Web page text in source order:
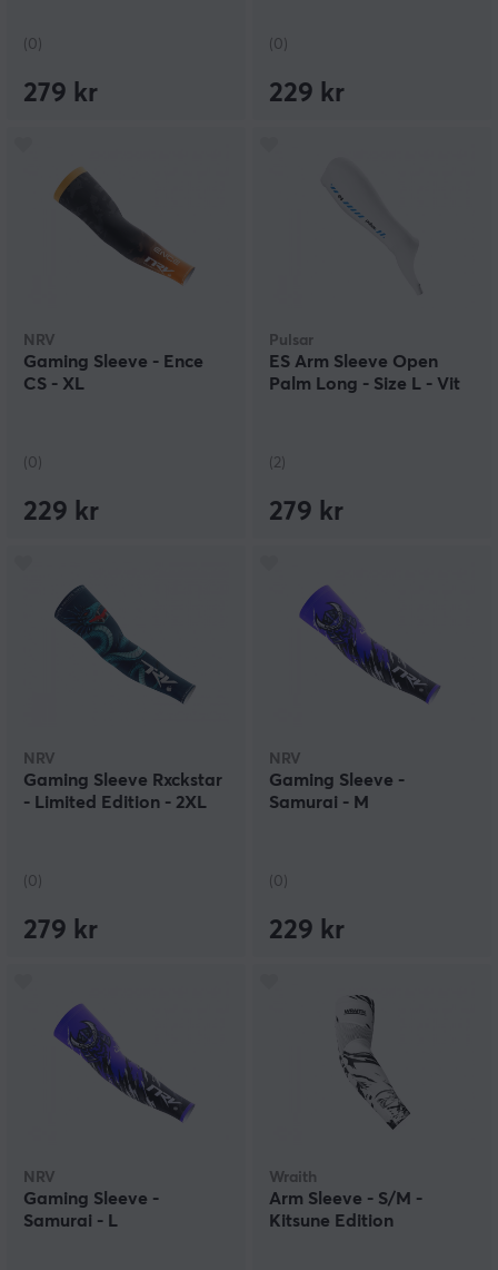
(0)
279 kr
(0)
229 kr
NRV
Gaming Sleeve - Ence
CS - XL
(0)
229 kr
Pulsar
ES Arm Sleeve Open
Palm Long - Size L - Vit
(2)
279 kr
NRV
Gaming Sleeve Rxckstar
- Limited Edition - 2XL
(0)
279 kr
NRV
Gaming Sleeve -
Samurai - M
(0)
229 kr
NRV
Gaming Sleeve -
Samurai - L
Wraith
Arm Sleeve - S/M -
Kitsune Edition